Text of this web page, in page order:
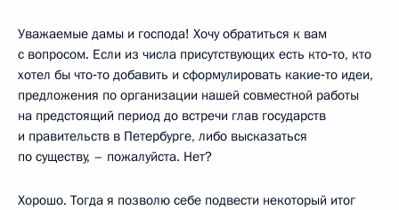
Уважаемые дамы и господа! Хочу обратиться к вам
с вопросом. Если из числа присутствующих есть кто‑то, кто
хотел бы что‑то добавить и сформулировать какие‑то идеи,
предложения по организации нашей совместной работы
на предстоящий период до встречи глав государств
и правительств в Петербурге, либо высказаться
по существу, – пожалуйста. Нет?
Хорошо. Тогда я позволю себе подвести некоторый итог